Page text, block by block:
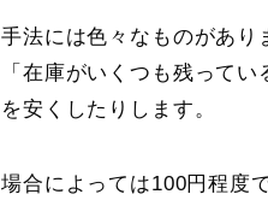
手法には色々なものがあり
「在庫がいくつも残って
を安くしたりします。
場合によっては100円程度